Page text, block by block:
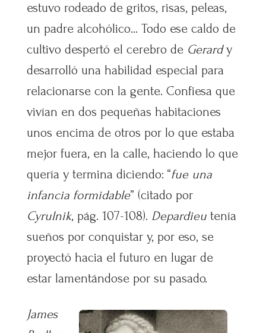
estuvo rodeado de gritos, risas, peleas,
un padre alcohólico… Todo ese caldo de
cultivo despertó el cerebro de Gerardy
desarrolló una habilidad especial para
relacionarse con la gente. Confiesa que
vivían en dos pequeñas habitaciones
unos encima de otros por lo que estaba
mejor fuera, en la calle, haciendo lo que
quería y termina diciendo: “fue una
infancia formidable” (citado por
Cyrulnik, pág. 107-108). Depardieu tenía
sueños por conquistar y, por eso, se
proyectó hacia el futuro en lugar de
estar lamentándose por su pasado.
James